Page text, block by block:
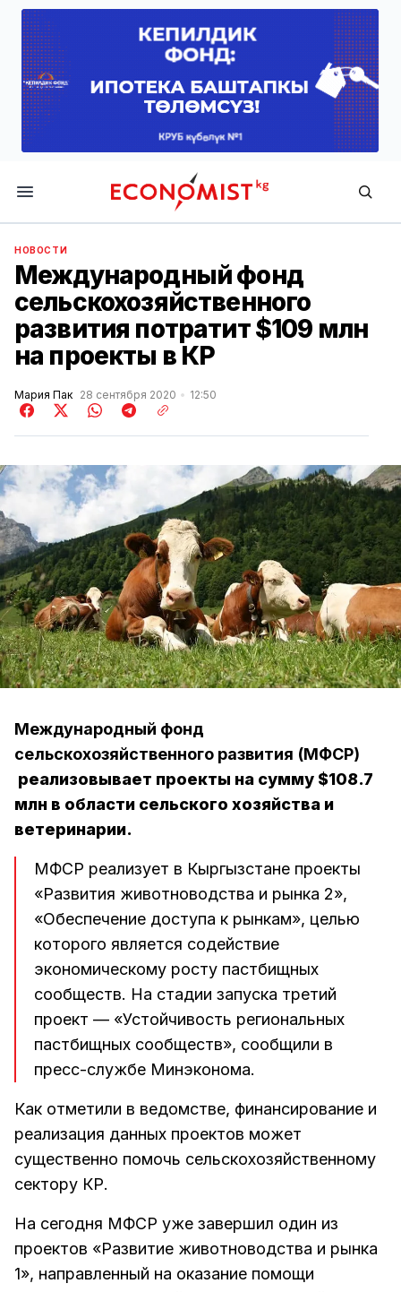
Economist.kg
НОВОСТИ
Международный фонд
сельскохозяйственного
развития потратит $109 млн
на проекты в КР
Мария Пак 28 сентября 2020 12:50
Международный фонд
сельскохозяйственного развития (МФСР)
реализовывает проекты на сумму $108.7
млн в области сельского хозяйства и
ветеринарии.
МФСР реализует в Кыргызстане проекты
«Развития животноводства и рынка 2»,
«Обеспечение доступа к рынкам», целью
которого является содействие
экономическому росту пастбищных
сообществ. На стадии запуска третий
проект — «Устойчивость региональных
пастбищных сообществ», сообщили в
пресс-службе Минэконома.
Как отметили в ведомстве, финансирование и
реализация данных проектов может
существенно помочь сельскохозяйственному
сектору КР.
На сегодня МФСР уже завершил один из
проектов «Развитие животноводства и рынка
1», направленный на оказание помощи